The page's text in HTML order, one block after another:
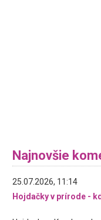
Najnovšie
25.07.2026, 11:14
Hojdačky v prírode -